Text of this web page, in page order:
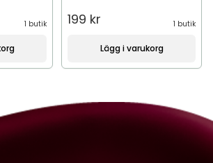
1 butik 199 kr 1 butik
Lägg i varukorg